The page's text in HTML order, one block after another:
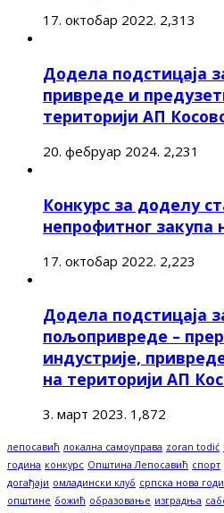
17. октобар 2022. 2,313
Додела подстицаја
привреде и
територији АП
20. фебруар 2024. 2,231
Конкурс за доделу
непрофитног закупа
17. октобар 2022. 2,223
Додела подстицаја
пољопривреде –
индустрије,
на територији АП
3. март 2023. 1,872
лепосавић локална самоуправа zoran todić
година конкурс Општина Лепосавић спорт
догађаји омладински клуб српска нова
општине божић образовање изградња